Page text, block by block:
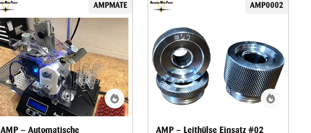
AMPMATE
AMP – Automatische
AMP0002
AMP – Leithülse Einsatz #02